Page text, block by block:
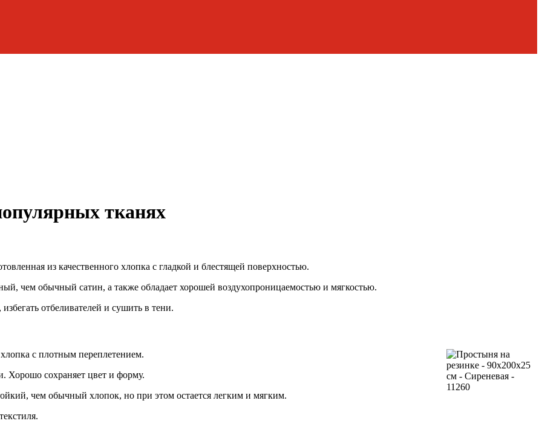
тканях
из качественного хлопка с гладкой и блестящей поверхностью.
чем обычный сатин, а также обладает хорошей воздухопроницаемостью и мягкостью.
отбеливателей и сушить в тени.
с плотным переплетением.
сохраняет цвет и форму.
чем обычный хлопок, но при этом остается легким и мягким.